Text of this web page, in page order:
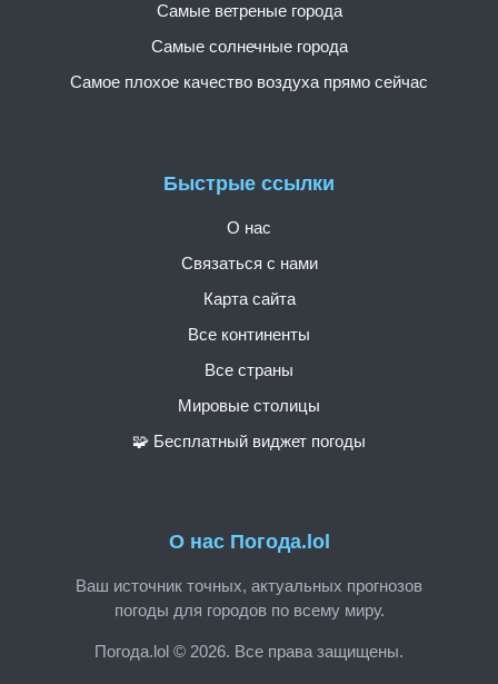
О нас Погода.lol
Ваш источник точных, актуальных прогнозов
погоды для городов по всему миру.
Погода.lol © 2026. Все права защищены.
Быстрые ссылки
О нас
Связаться с нами
Карта сайта
Все континенты
Все страны
Мировые столицы
🧩 Бесплатный виджет погоды
Самые ветреные города
Самые солнечные города
Самое плохое качество воздуха прямо сейчас